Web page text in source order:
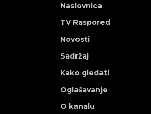
Naslovnica
TV Raspored
Novosti
Sadržaj
Kako gledati
Oglašavanje
O kanalu